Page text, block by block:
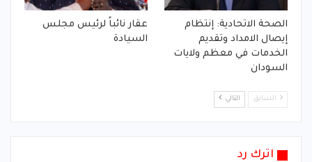
الصحة الاتحادية: إنتظام
إيصال الامداد وتقديم
الخدمات في معظم ولايات
السودان
عقار نائباً لرئيس مجلس
السيادة
السابق التالي
اترك رد